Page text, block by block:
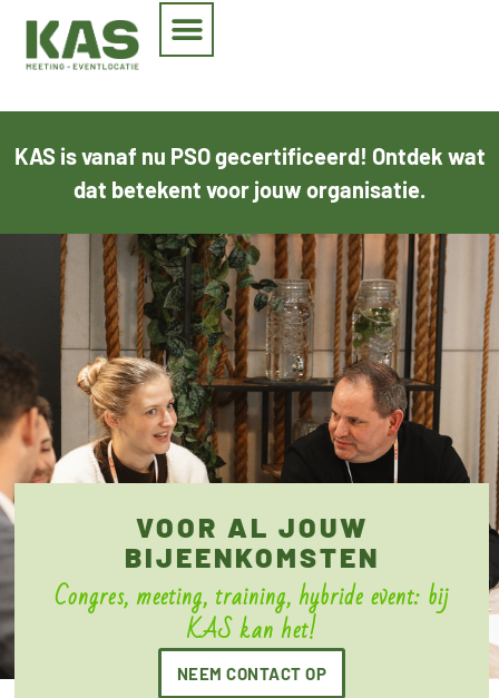
KAS is vanaf nu PSO gecertificeerd! Ontdek wat
dat betekent voor jouw organisatie.
VOOR AL JOUW
BIJEENKOMSTEN
Congres, meeting, training, hybride event: bij
KAS kan het!
NEEM CONTACT OP